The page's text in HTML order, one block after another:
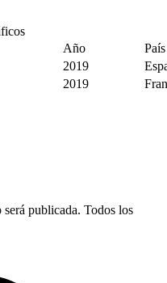
Año
País
2019
2019
publicada. Todos los